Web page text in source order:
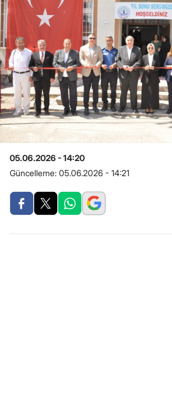
05.06.2026 - 14:20
Güncelleme: 05.06.2026 - 14:21